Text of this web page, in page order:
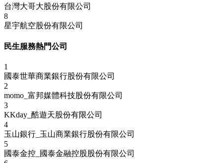
台灣大哥大股份有限公司
8
星宇航空股份有限公司
民生服務熱門公司
1
國泰世華商業銀行股份有限公司
2
momo_富邦媒體科技股份有限公司
3
KKday_酷遊天股份有限公司
4
玉山銀行_玉山商業銀行股份有限公司
5
國泰金控_國泰金融控股股份有限公司